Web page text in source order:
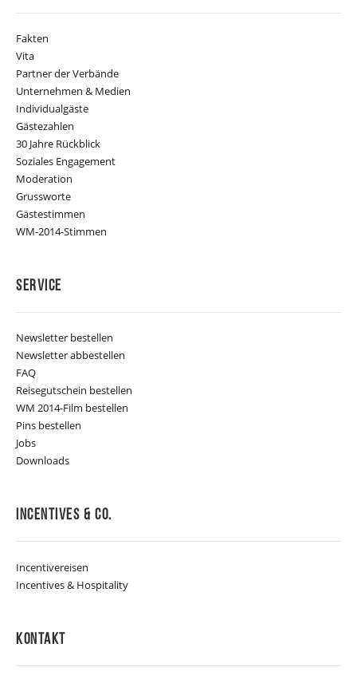
Fakten
Vita
Partner der Verbände
Unternehmen & Medien
Individualgäste
Gästezahlen
30 Jahre Rückblick
Soziales Engagement
Moderation
Grussworte
Gästestimmen
WM-2014-Stimmen
Service
Newsletter bestellen
Newsletter abbestellen
FAQ
Reisegutschein bestellen
WM 2014-Film bestellen
Pins bestellen
Jobs
Downloads
Incentives & Co.
Incentivereisen
Incentives & Hospitality
Kontakt